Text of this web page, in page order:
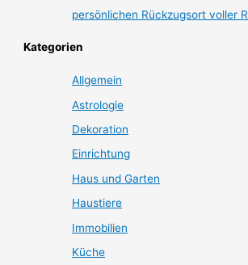
persönlichen Rückzugsort voller
Kategorien
Allgemein
Astrologie
Dekoration
Einrichtung
Haus und Garten
Haustiere
Immobilien
Küche